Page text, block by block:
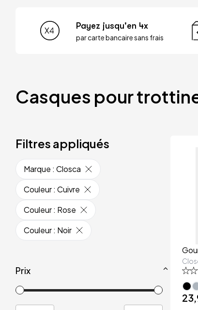
Payez jusqu'en 4x
par carte bancaire sans frais
Casques pour
Filtres appliqués
Marque : Closca
Couleur: Cuivre
Couleur: Rose
Couleur: Noir
Prix